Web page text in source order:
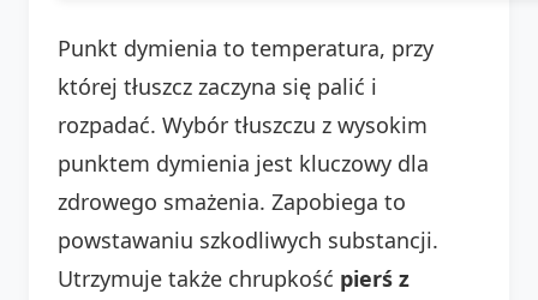
Punkt dymienia to temperatura, przy
której tłuszcz zaczyna się palić i
rozpadać. Wybór tłuszczu z wysokim
punktem dymienia jest kluczowy dla
zdrowego smażenia. Zapobiega to
powstawaniu szkodliwych substancji.
Utrzymuje także chrupkość pierś z